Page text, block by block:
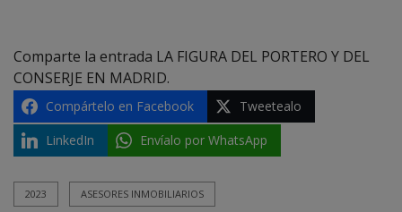
Comparte la entrada LA FIGURA DEL PORTERO Y DEL
CONSERJE EN MADRID.
Compártelo en Facebook
Tweetealo
LinkedIn
Envíalo por WhatsApp
2023 ASESORES INMOBILIARIOS